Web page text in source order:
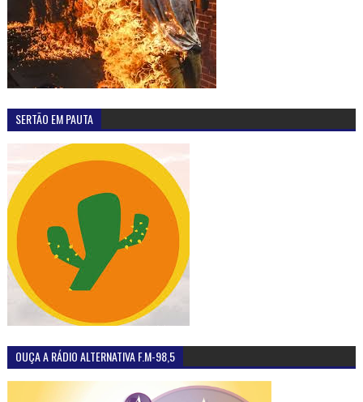
SERTÃO EM PAUTA
OUÇA A RÁDIO ALTERNATIVA F.M-98,5